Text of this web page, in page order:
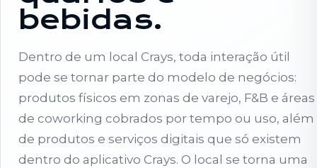
bebidas.
Dentro de um local Crays, toda interação útil
pode se tornar parte do modelo de negócios:
produtos físicos em zonas de varejo, F&B e áreas
de coworking cobrados por tempo ou uso, além
de produtos e serviços digitais que só existem
dentro do aplicativo Crays. O local se torna uma